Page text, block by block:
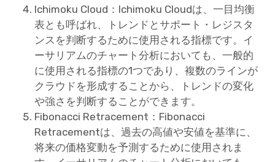
Ichimoku Cloud：Ichimoku Cloudは、一目均衡
表とも呼ばれ、トレンドとサポート・レジスタ
ンスを判断するために使用される指標です。イ
ーサリアムのチャート分析においても、一般的
に使用される指標の1つであり、複数のラインが
クラウドを形成することから、トレンドの変化
や強さを判断することができます。
Fibonacci Retracement：Fibonacci
Retracementは、過去の高値や安値を基準に、
将来の価格変動を予測するために使用されま